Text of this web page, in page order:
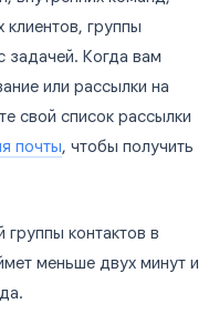
клиентов, группы
задачей. Когда вам
или рассылки на
свой список рассылки
почты, чтобы получить
контактов в
меньше двух минут и